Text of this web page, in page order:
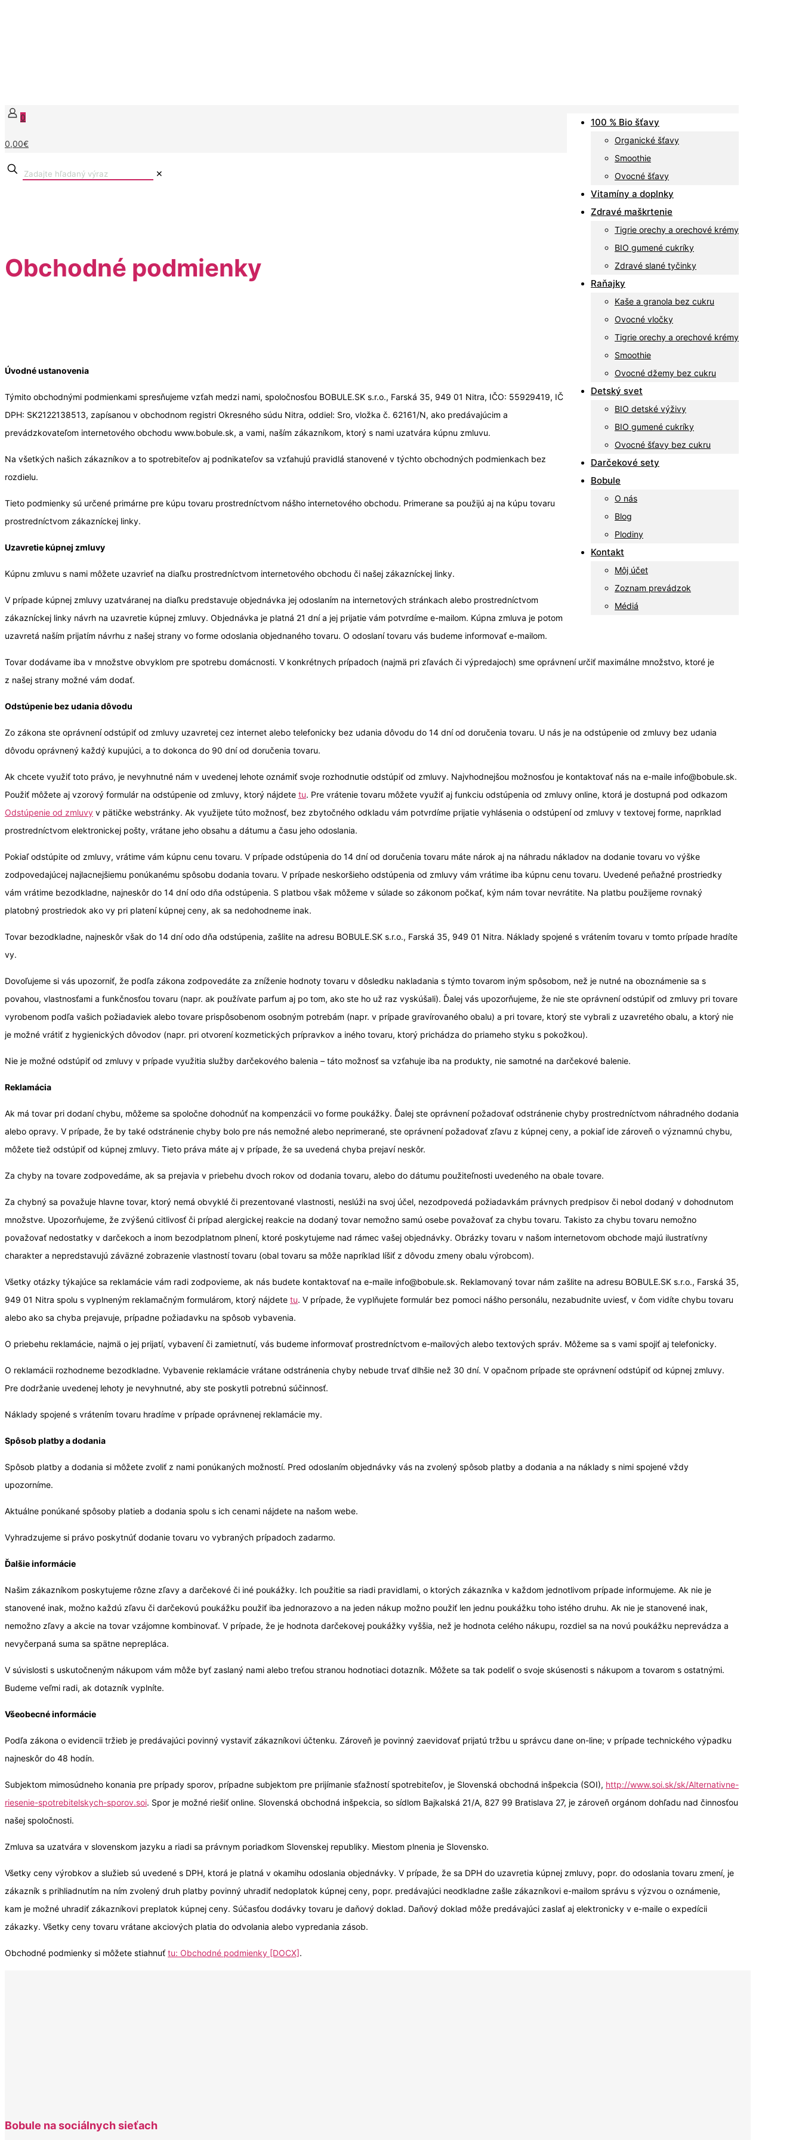
100 % Bio šťavy
Organické šťavy
Smoothie
Ovocné šťavy
Vitamíny a doplnky
Zdravé maškrtenie
Tigrie orechy a orechové krémy
BIO gumené cukríky
Zdravé slané tyčinky
Raňajky
Kaše a granola bez cukru
Ovocné vločky
Tigrie orechy a orechové krémy
Smoothie
Ovocné džemy bez cukru
Detský svet
BIO detské výživy
BIO gumené cukríky
Ovocné šťavy bez cukru
Darčekové sety
Bobule
O nás
Blog
Plodiny
Kontakt
Môj účet
Zoznam prevádzok
Médiá
0
0,00€
✕
Obchodné podmienky
Úvodné ustanovenia
Týmito obchodnými podmienkami spresňujeme vzťah medzi nami, spoločnosťou BOBULE.SK s.r.o., Farská 35, 949 01 Nitra, IČO: 55929419, IČ
DPH: SK2122138513, zapísanou v obchodnom registri Okresného súdu Nitra, oddiel: Sro, vložka č. 62161/N, ako predávajúcim a
prevádzkovateľom internetového obchodu www.bobule.sk, a vami, naším zákazníkom, ktorý s nami uzatvára kúpnu zmluvu.
Na všetkých našich zákazníkov a to spotrebiteľov aj podnikateľov sa vzťahujú pravidlá stanovené v týchto obchodných podmienkach bez
rozdielu.
Tieto podmienky sú určené primárne pre kúpu tovaru prostredníctvom nášho internetového obchodu. Primerane sa použijú aj na kúpu tovaru
prostredníctvom zákazníckej linky.
Uzavretie kúpnej zmluvy
Kúpnu zmluvu s nami môžete uzavrieť na diaľku prostredníctvom internetového obchodu či našej zákazníckej linky.
V prípade kúpnej zmluvy uzatváranej na diaľku predstavuje objednávka jej odoslaním na internetových stránkach alebo prostredníctvom
zákazníckej linky návrh na uzavretie kúpnej zmluvy. Objednávka je platná 21 dní a jej prijatie vám potvrdíme e-mailom. Kúpna zmluva je potom
uzavretá naším prijatím návrhu z našej strany vo forme odoslania objednaného tovaru. O odoslaní tovaru vás budeme informovať e-mailom.
Tovar dodávame iba v množstve obvyklom pre spotrebu domácnosti. V konkrétnych prípadoch (najmä pri zľavách či výpredajoch) sme oprávnení určiť maximálne množstvo, ktoré je
z našej strany možné vám dodať.
Odstúpenie bez udania dôvodu
Zo zákona ste oprávnení odstúpiť od zmluvy uzavretej cez internet alebo telefonicky bez udania dôvodu do 14 dní od doručenia tovaru. U nás je na odstúpenie od zmluvy bez udania
dôvodu oprávnený každý kupujúci, a to dokonca do 90 dní od doručenia tovaru.
Ak chcete využiť toto právo, je nevyhnutné nám v uvedenej lehote oznámiť svoje rozhodnutie odstúpiť od zmluvy. Najvhodnejšou možnosťou je kontaktovať nás na e-maile info@bobule.sk.
Použiť môžete aj vzorový formulár na odstúpenie od zmluvy, ktorý nájdete tu. Pre vrátenie tovaru môžete využiť aj funkciu odstúpenia od zmluvy online, ktorá je dostupná pod odkazom
Odstúpenie od zmluvy v pätičke webstránky. Ak využijete túto možnosť, bez zbytočného odkladu vám potvrdíme prijatie vyhlásenia o odstúpení od zmluvy v textovej forme, napríklad
prostredníctvom elektronickej pošty, vrátane jeho obsahu a dátumu a času jeho odoslania.
Pokiaľ odstúpite od zmluvy, vrátime vám kúpnu cenu tovaru. V prípade odstúpenia do 14 dní od doručenia tovaru máte nárok aj na náhradu nákladov na dodanie tovaru vo výške
zodpovedajúcej najlacnejšiemu ponúkanému spôsobu dodania tovaru. V prípade neskoršieho odstúpenia od zmluvy vám vrátime iba kúpnu cenu tovaru. Uvedené peňažné prostriedky
vám vrátime bezodkladne, najneskôr do 14 dní odo dňa odstúpenia. S platbou však môžeme v súlade so zákonom počkať, kým nám tovar nevrátite. Na platbu použijeme rovnaký
platobný prostriedok ako vy pri platení kúpnej ceny, ak sa nedohodneme inak.
Tovar bezodkladne, najneskôr však do 14 dní odo dňa odstúpenia, zašlite na adresu BOBULE.SK s.r.o., Farská 35, 949 01 Nitra. Náklady spojené s vrátením tovaru v tomto prípade hradíte
vy.
Dovoľujeme si vás upozorniť, že podľa zákona zodpovedáte za zníženie hodnoty tovaru v dôsledku nakladania s týmto tovarom iným spôsobom, než je nutné na oboznámenie sa s
povahou, vlastnosťami a funkčnosťou tovaru (napr. ak používate parfum aj po tom, ako ste ho už raz vyskúšali). Ďalej vás upozorňujeme, že nie ste oprávnení odstúpiť od zmluvy pri tovare
vyrobenom podľa vašich požiadaviek alebo tovare prispôsobenom osobným potrebám (napr. v prípade gravírovaného obalu) a pri tovare, ktorý ste vybrali z uzavretého obalu, a ktorý nie
je možné vrátiť z hygienických dôvodov (napr. pri otvorení kozmetických prípravkov a iného tovaru, ktorý prichádza do priameho styku s pokožkou).
Nie je možné odstúpiť od zmluvy v prípade využitia služby darčekového balenia – táto možnosť sa vzťahuje iba na produkty, nie samotné na darčekové balenie.
Reklamácia
Ak má tovar pri dodaní chybu, môžeme sa spoločne dohodnúť na kompenzácii vo forme poukážky. Ďalej ste oprávnení požadovať odstránenie chyby prostredníctvom náhradného dodania
alebo opravy. V prípade, že by také odstránenie chyby bolo pre nás nemožné alebo neprimerané, ste oprávnení požadovať zľavu z kúpnej ceny, a pokiaľ ide zároveň o významnú chybu,
môžete tiež odstúpiť od kúpnej zmluvy. Tieto práva máte aj v prípade, že sa uvedená chyba prejaví neskôr.
Za chyby na tovare zodpovedáme, ak sa prejavia v priebehu dvoch rokov od dodania tovaru, alebo do dátumu použiteľnosti uvedeného na obale tovare.
Za chybný sa považuje hlavne tovar, ktorý nemá obvyklé či prezentované vlastnosti, neslúži na svoj účel, nezodpovedá požiadavkám právnych predpisov či nebol dodaný v dohodnutom
množstve. Upozorňujeme, že zvýšenú citlivosť či prípad alergickej reakcie na dodaný tovar nemožno samú osebe považovať za chybu tovaru. Takisto za chybu tovaru nemožno
považovať nedostatky v darčekoch a inom bezodplatnom plnení, ktoré poskytujeme nad rámec vašej objednávky. Obrázky tovaru v našom internetovom obchode majú ilustratívny
charakter a nepredstavujú záväzné zobrazenie vlastností tovaru (obal tovaru sa môže napríklad líšiť z dôvodu zmeny obalu výrobcom).
Všetky otázky týkajúce sa reklamácie vám radi zodpovieme, ak nás budete kontaktovať na e-maile info@bobule.sk. Reklamovaný tovar nám zašlite na adresu BOBULE.SK s.r.o., Farská 35,
949 01 Nitra spolu s vyplneným reklamačným formulárom, ktorý nájdete tu. V prípade, že vyplňujete formulár bez pomoci nášho personálu, nezabudnite uviesť, v čom vidíte chybu tovaru
alebo ako sa chyba prejavuje, prípadne požiadavku na spôsob vybavenia.
O priebehu reklamácie, najmä o jej prijatí, vybavení či zamietnutí, vás budeme informovať prostredníctvom e-mailových alebo textových správ. Môžeme sa s vami spojiť aj telefonicky.
O reklamácii rozhodneme bezodkladne. Vybavenie reklamácie vrátane odstránenia chyby nebude trvať dlhšie než 30 dní. V opačnom prípade ste oprávnení odstúpiť od kúpnej zmluvy.
Pre dodržanie uvedenej lehoty je nevyhnutné, aby ste poskytli potrebnú súčinnosť.
Náklady spojené s vrátením tovaru hradíme v prípade oprávnenej reklamácie my.
Spôsob platby a dodania
Spôsob platby a dodania si môžete zvoliť z nami ponúkaných možností. Pred odoslaním objednávky vás na zvolený spôsob platby a dodania a na náklady s nimi spojené vždy
upozorníme.
Aktuálne ponúkané spôsoby platieb a dodania spolu s ich cenami nájdete na našom webe.
Vyhradzujeme si právo poskytnúť dodanie tovaru vo vybraných prípadoch zadarmo.
Ďalšie informácie
Našim zákazníkom poskytujeme rôzne zľavy a darčekové či iné poukážky. Ich použitie sa riadi pravidlami, o ktorých zákazníka v každom jednotlivom prípade informujeme. Ak nie je
stanovené inak, možno každú zľavu či darčekovú poukážku použiť iba jednorazovo a na jeden nákup možno použiť len jednu poukážku toho istého druhu. Ak nie je stanovené inak,
nemožno zľavy a akcie na tovar vzájomne kombinovať. V prípade, že je hodnota darčekovej poukážky vyššia, než je hodnota celého nákupu, rozdiel sa na novú poukážku neprevádza a
nevyčerpaná suma sa spätne neprepláca.
V súvislosti s uskutočneným nákupom vám môže byť zaslaný nami alebo treťou stranou hodnotiaci dotazník. Môžete sa tak podeliť o svoje skúsenosti s nákupom a tovarom s ostatnými.
Budeme veľmi radi, ak dotazník vyplníte.
Všeobecné informácie
Podľa zákona o evidencii tržieb je predávajúci povinný vystaviť zákazníkovi účtenku. Zároveň je povinný zaevidovať prijatú tržbu u správcu dane on-line; v prípade technického výpadku
najneskôr do 48 hodín.
Subjektom mimosúdneho konania pre prípady sporov, prípadne subjektom pre prijímanie sťažností spotrebiteľov, je Slovenská obchodná inšpekcia (SOI), http://www.soi.sk/sk/Alternativne-
riesenie-spotrebitelskych-sporov.soi. Spor je možné riešiť online. Slovenská obchodná inšpekcia, so sídlom Bajkalská 21/A, 827 99 Bratislava 27, je zároveň orgánom dohľadu nad činnosťou
našej spoločnosti.
Zmluva sa uzatvára v slovenskom jazyku a riadi sa právnym poriadkom Slovenskej republiky. Miestom plnenia je Slovensko.
Všetky ceny výrobkov a služieb sú uvedené s DPH, ktorá je platná v okamihu odoslania objednávky. V prípade, že sa DPH do uzavretia kúpnej zmluvy, popr. do odoslania tovaru zmení, je
zákazník s prihliadnutím na ním zvolený druh platby povinný uhradiť nedoplatok kúpnej ceny, popr. predávajúci neodkladne zašle zákazníkovi e-mailom správu s výzvou o oznámenie,
kam je možné uhradiť zákazníkovi preplatok kúpnej ceny. Súčasťou dodávky tovaru je daňový doklad. Daňový doklad môže predávajúci zaslať aj elektronicky v e-maile o expedícii
zákazky. Všetky ceny tovaru vrátane akciových platia do odvolania alebo vypredania zásob.
Obchodné podmienky si môžete stiahnuť tu: Obchodné podmienky [DOCX].
Bobule na sociálnych sieťach